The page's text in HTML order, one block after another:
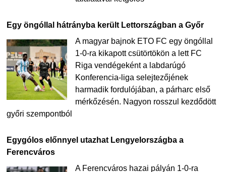
Egy öngóllal hátrányba került Lettországban a Győr
A magyar bajnok ETO FC egy öngóllal
1-0-ra kikapott csütörtökön a lett FC
Riga vendégeként a labdarúgó
Konferencia-liga selejtezőjének
harmadik fordulójában, a párharc első
mérkőzésén. Nagyon rosszul kezdődött
győri szempontból
Egygólos előnnyel utazhat Lengyelországba a
Ferencváros
A Ferencváros hazai pályán 1-0-ra